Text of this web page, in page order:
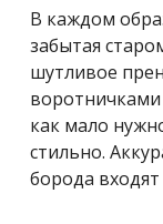
В каждом
забытая
шутливое
как мало
стильно.
борода